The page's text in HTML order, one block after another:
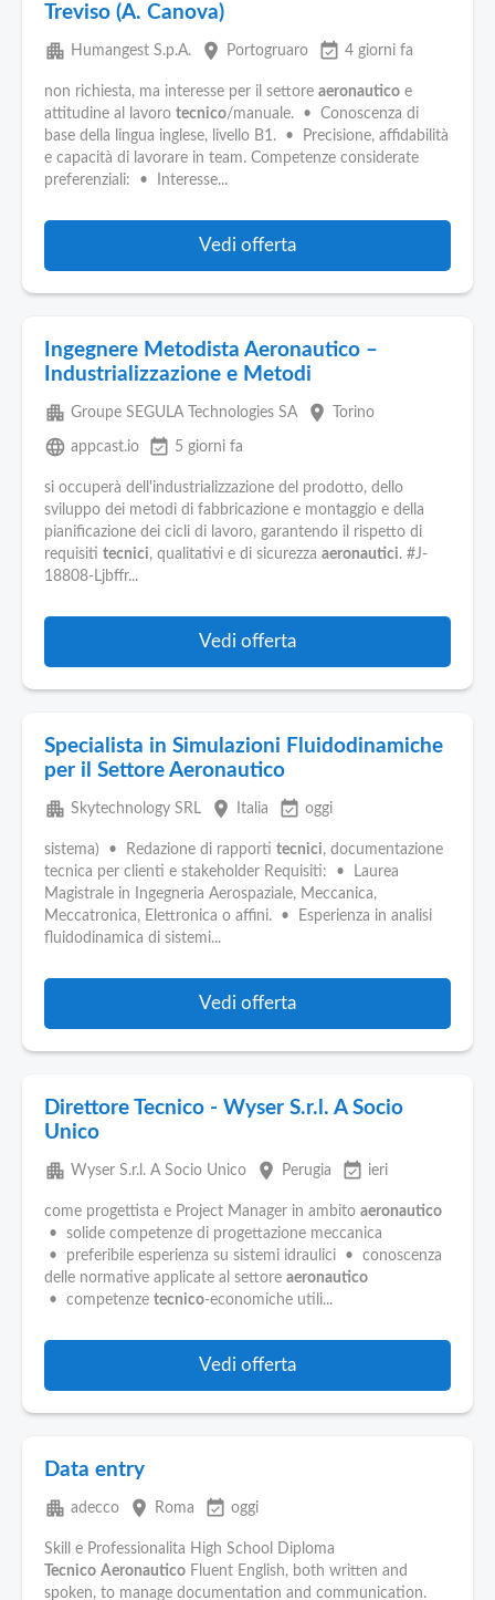
Treviso (A. Canova)
apartment Humangest S.p.A. place Portogruaro event_available 4 giorni fa
non richiesta, ma interesse per il settore aeronautico e
attitudine al lavoro tecnico/manuale. • Conoscenza di
base della lingua inglese, livello B1. • Precisione, affidabilità
e capacità di lavorare in team. Competenze considerate
preferenziali: • Interesse...
Vedi offerta
Ingegnere Metodista Aeronautico –
Industrializzazione e Metodi
apartment Groupe SEGULA Technologies SA place Torino
language appcast.io event_available 5 giorni fa
si occuperà dell'industrializzazione del prodotto, dello
sviluppo dei metodi di fabbricazione e montaggio e della
pianificazione dei cicli di lavoro, garantendo il rispetto di
requisiti tecnici, qualitativi e di sicurezza aeronautici. #J-
18808-Ljbffr...
Vedi offerta
Specialista in Simulazioni Fluidodinamiche
per il Settore Aeronautico
apartment Skytechnology SRL place Italia event_available oggi
sistema) • Redazione di rapporti tecnici, documentazione
tecnica per clienti e stakeholder Requisiti: • Laurea
Magistrale in Ingegneria Aerospaziale, Meccanica,
Meccatronica, Elettronica o affini. • Esperienza in analisi
fluidodinamica di sistemi...
Vedi offerta
Direttore Tecnico - Wyser S.r.l. A Socio
Unico
apartment Wyser S.r.l. A Socio Unico place Perugia event_available ieri
come progettista e Project Manager in ambito aeronautico
• solide competenze di progettazione meccanica
• preferibile esperienza su sistemi idraulici • conoscenza
delle normative applicate al settore aeronautico
• competenze tecnico-economiche utili...
Vedi offerta
Data entry
apartment adecco place Roma event_available oggi
Skill e Professionalita High School Diploma
Tecnico Aeronautico Fluent English, both written and
spoken, to manage documentation and communication.